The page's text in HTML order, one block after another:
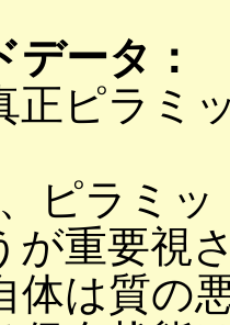
ータ：
正ピラミ
ピラミ
が重要視
体は質の